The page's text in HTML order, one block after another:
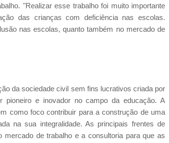
"Realizar esse trabalho foi muito importante
das crianças com deficiência nas escolas.
nas escolas, quanto também no mercado de
da sociedade civil sem fins lucrativos criada por
pioneiro e inovador no campo da educação. A
como foco contribuir para a construção de uma
na sua integralidade. As principais frentes de
de trabalho e a consultoria para que as